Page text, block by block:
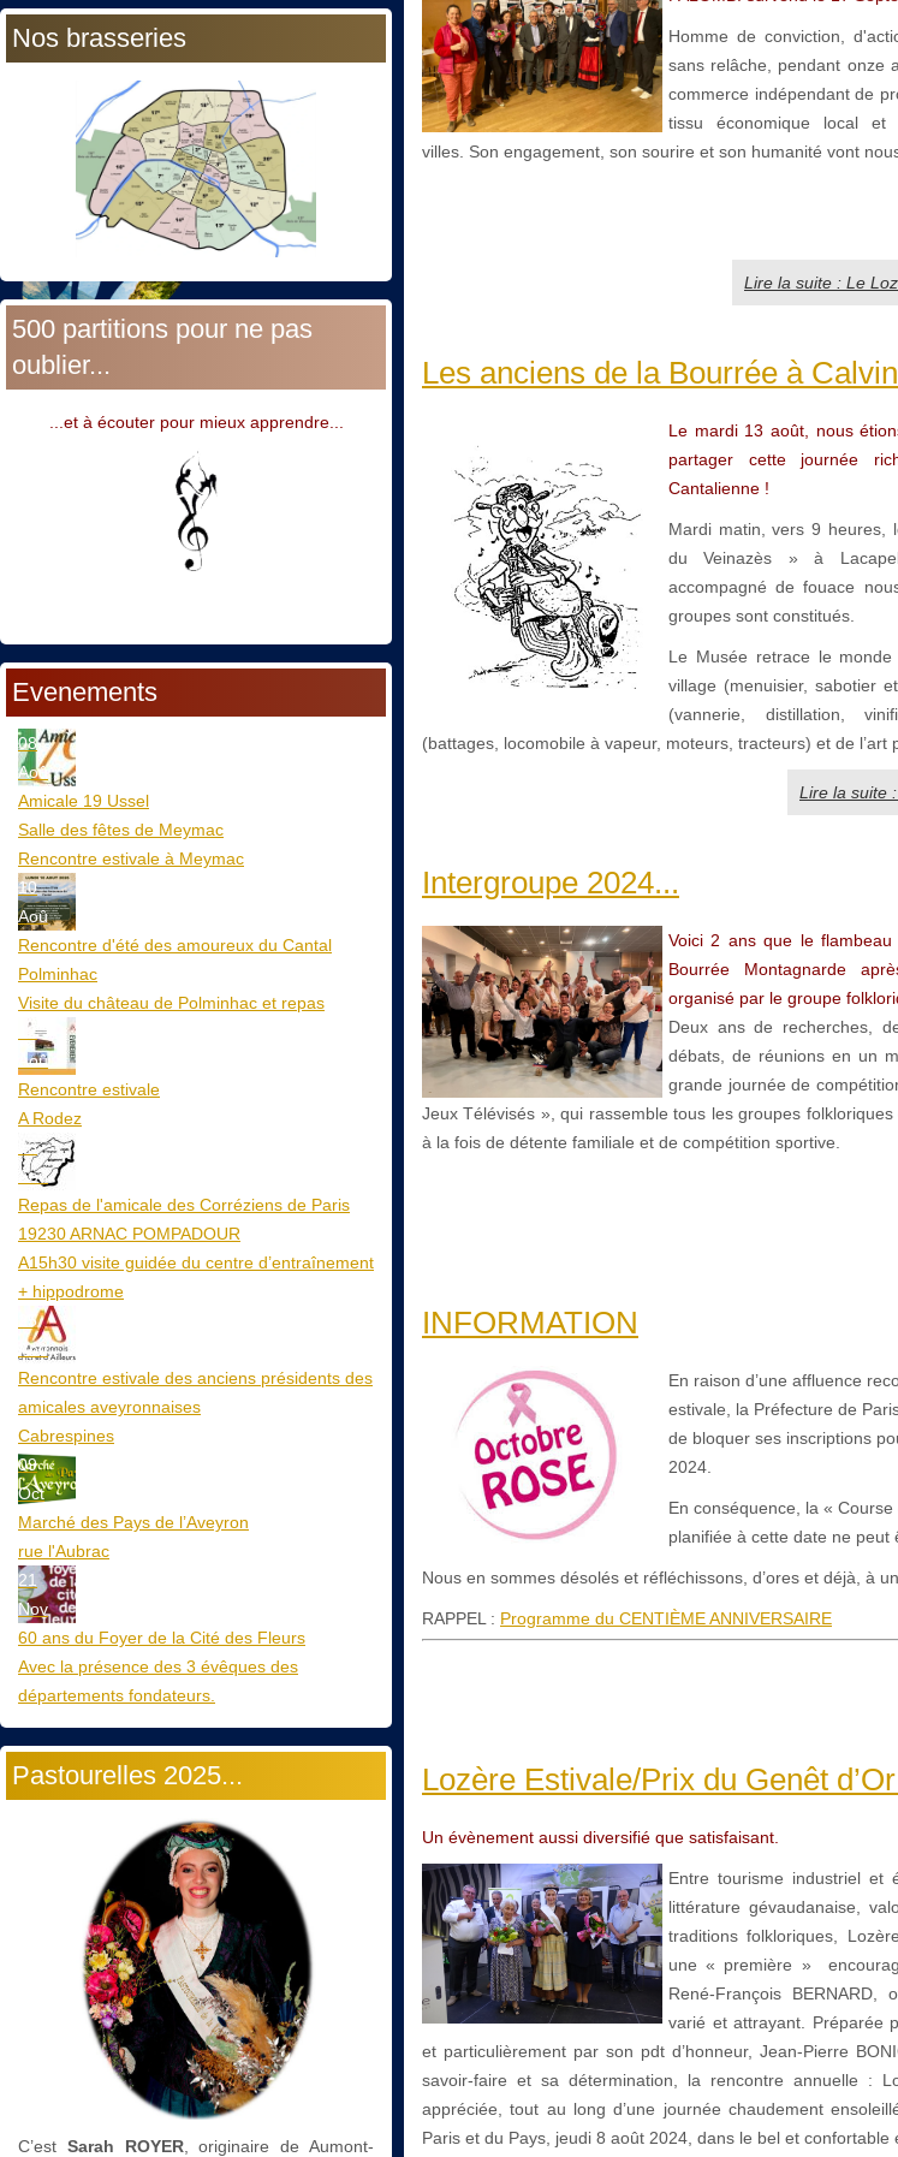
Nos brasseries
500 partitions pour ne pas
oublier...
...et à écouter pour mieux apprendre...
Evenements
08
Aoû
Amicale 19 Ussel
Salle des fêtes de Meymac
Rencontre estivale à Meymac
10
Aoû
Rencontre d'été des amoureux du Cantal
Polminhac
Visite du château de Polminhac et repas
12
Aoû
Rencontre estivale
A Rodez
23
Aoû
Repas de l'amicale des Corréziens de Paris
19230 ARNAC POMPADOUR
A15h30 visite guidée du centre d’entraînement
+ hippodrome
25
Aoû
Rencontre estivale des anciens présidents des
amicales aveyronnaises
Cabrespines
09
Oct
Marché des Pays de l’Aveyron
rue l'Aubrac
21
Nov
60 ans du Foyer de la Cité des Fleurs
Avec la présence des 3 évêques des
départements fondateurs.
Pastourelles 2025...
C’est Sarah ROYER, originaire de Aumont-
Homme de conviction,
sans relâche, pendant onze
commerce indépendant de
tissu économique local
villes. Son engagement, son sourire et son humanité vont
Lire la suite : Le
Les anciens de la Bourrée à
Le mardi 13 août, nous
partager cette journée
Cantalienne !
Mardi matin, vers 9 heures,
du Veinazès » à
accompagné de fouace
groupes sont constitués.
Le Musée retrace le
village (menuisier, sabotier
(vannerie, distillation,
(battages, locomobile à vapeur, moteurs, tracteurs) et de l’art
Lire la suite
Intergroupe 2024...
Voici 2 ans que le
Bourrée Montagnarde
organisé par le groupe
Deux ans de recherches,
débats, de réunions en un
grande journée de
Jeux Télévisés », qui rassemble tous les groupes
à la fois de détente familiale et de compétition sportive.
INFORMATION
En raison d’une affluence
estivale, la Préfecture de
de bloquer ses inscriptions
2024.
En conséquence, la «
planifiée à cette date ne peut
Nous en sommes désolés et réfléchissons, d’ores et déjà, à
RAPPEL : Programme du CENTIÈME ANNIVERSAIRE
Lozère Estivale/Prix du Genêt
Un évènement aussi diversifié que satisfaisant.
Entre tourisme industriel et
littérature gévaudanaise,
traditions folkloriques,
une « première »
René-François BERNARD,
varié et attrayant. Préparée
et particulièrement par son pdt d’honneur, Jean-Pierre
savoir-faire et sa détermination, la rencontre annuelle :
appréciée, tout au long d’une journée chaudement
Paris et du Pays, jeudi 8 août 2024, dans le bel et confortable